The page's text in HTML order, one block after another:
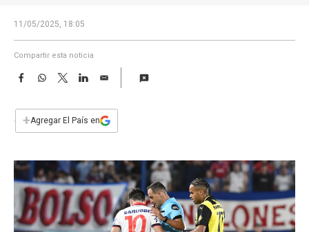
11/05/2025, 18:05
Compartir esta noticia
F
e
b
k
W
s
p
T
w
t
L
n
E
i
l
+Agregar El País en